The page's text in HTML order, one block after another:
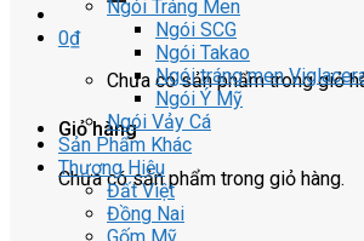
0₫
Chưa có sản phẩm trong giỏ
Giỏ hàng
Chưa có sản phẩm trong giỏ hàng.
Ngói Tráng Men
Ngói SCG
Ngói Takao
Ngói tráng men
Ngói Ý Mỹ
Ngói Vảy Cá
Sản Phẩm Khác
Thương Hiệu
Đất Việt
Đồng Nai